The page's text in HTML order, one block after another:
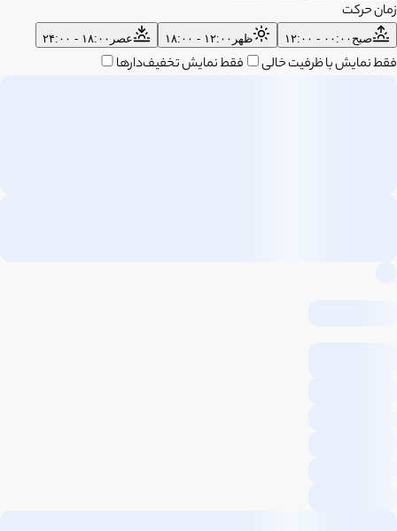
زمان حرکت
صبح ۰۰:۰۰ - ۱۲:۰۰ ظهر ۱۲:۰۰ - ۱۸:۰۰ عصر ۱۸:۰۰ - ۲۴:۰۰
فقط نمایش با ظرفیت خالی فقط نمایش تخفیف‌دارها